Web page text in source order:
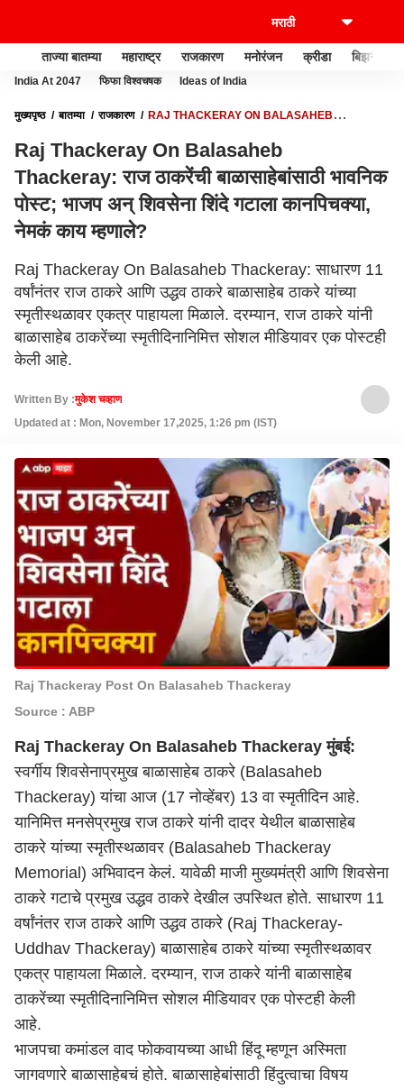
ताज्या बातम्या महाराष्ट्र राजकारण मनोरंजन क्रीडा बिझनेस
India At 2047 फिफा विश्वचषक Ideas of India
मुख्यपृष्ठ बातम्या राजकारण
RAJ THACKERAY ON BALASAHEB
कानपिचक्या, नेमकं काय म्हणाले?
Raj Thackeray On Balasaheb
Thackeray: राज ठाकरेंची बाळासाहेबांसाठी भावनिक
पोस्ट; भाजप अन् शिवसेना शिंदे गटाला कानपिचक्या,
नेमकं काय म्हणाले?
Raj Thackeray On Balasaheb Thackeray: साधारण 11
वर्षांनंतर राज ठाकरे आणि उद्धव ठाकरे बाळासाहेब ठाकरे यांच्या
स्मृतीस्थळावर एकत्र पाहायला मिळाले. दरम्यान, राज ठाकरे यांनी
बाळासाहेब ठाकरेंच्या स्मृतीदिनानिमित्त सोशल मीडियावर एक पोस्टही
केली आहे.
Written By :मुकेश चव्हाण
Updated at : Mon, November 17,2025, 1:26 pm (IST)
Raj Thackeray Post On Balasaheb Thackeray
Source : ABP
Raj Thackeray On Balasaheb Thackerayमुंबई:
स्वर्गीय शिवसेनाप्रमुख बाळासाहेब ठाकरे (Balasaheb
Thackeray) यांचा आज (17 नोव्हेंबर) 13 वा स्मृतीदिन आहे.
यानिमित्त मनसेप्रमुख राज ठाकरे यांनी दादर येथील बाळासाहेब
ठाकरे यांच्या स्मृतीस्थळावर (Balasaheb Thackeray
Memorial) अभिवादन केलं. यावेळी माजी मुख्यमंत्री आणि शिवसेना
ठाकरे गटाचे प्रमुख उद्धव ठाकरे देखील उपस्थित होते. साधारण 11
वर्षांनंतर राज ठाकरे आणि उद्धव ठाकरे (Raj Thackeray-
Uddhav Thackeray) बाळासाहेब ठाकरे यांच्या स्मृतीस्थळावर
एकत्र पाहायला मिळाले. दरम्यान, राज ठाकरे यांनी बाळासाहेब
ठाकरेंच्या स्मृतीदिनानिमित्त सोशल मीडियावर एक पोस्टही केली
आहे.
भाजपचा कमांडल वाद फोकवायच्या आधी हिंदू म्हणून अस्मिता
जागवणारे बाळासाहेबचं होते. बाळासाहेबांसाठी हिंदुत्वाचा विषय